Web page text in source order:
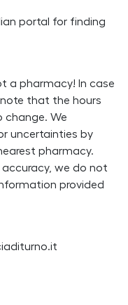
portal for finding
a pharmacy! In case
note that the hours
change. We
uncertainties by
pharmacy.
we do not
provided